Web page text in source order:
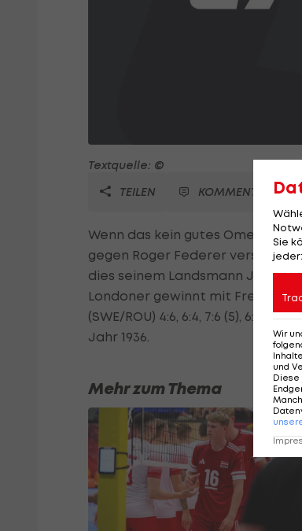
Textquelle: ©
TEILEN
KOMMENTARE
Wenn das kein gutes Omen für
gegen Roger Federer versucht,
dies seinem Landsmann
Londoner gewinnt mit Frederik
(SWE/ROU) 4:6, 6:4, 7:6 (5), 6:7
Jahr 1936.
Mehr zum Thema
Sie
Wir
und
Diese